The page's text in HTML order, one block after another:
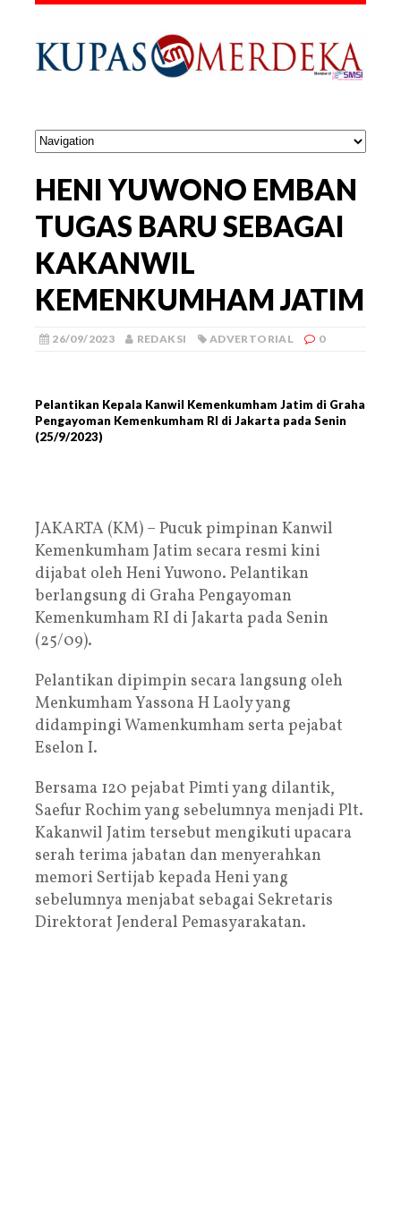
HENI YUWONO EMBAN
TUGAS BARU SEBAGAI
KAKANWIL
KEMENKUMHAM JATIM
26/09/2023 REDAKSI ADVERTORIAL 0
Pelantikan Kepala Kanwil Kemenkumham Jatim di Graha
Pengayoman Kemenkumham RI di Jakarta pada Senin
(25/9/2023)
JAKARTA (KM) – Pucuk pimpinan Kanwil
Kemenkumham Jatim secara resmi kini
dijabat oleh Heni Yuwono. Pelantikan
berlangsung di Graha Pengayoman
Kemenkumham RI di Jakarta pada Senin
(25/09).
Pelantikan dipimpin secara langsung oleh
Menkumham Yassona H Laoly yang
didampingi Wamenkumham serta pejabat
Eselon I.
Bersama 120 pejabat Pimti yang dilantik,
Saefur Rochim yang sebelumnya menjadi Plt.
Kakanwil Jatim tersebut mengikuti upacara
serah terima jabatan dan menyerahkan
memori Sertijab kepada Heni yang
sebelumnya menjabat sebagai Sekretaris
Direktorat Jenderal Pemasyarakatan.